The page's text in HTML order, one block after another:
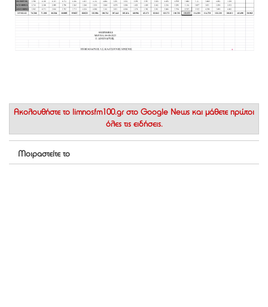
Ακολουθήστε το limnosfm100.gr στο Google News και μάθετε πρώτοι
όλες τις ειδήσεις.
Μοιραστείτε το